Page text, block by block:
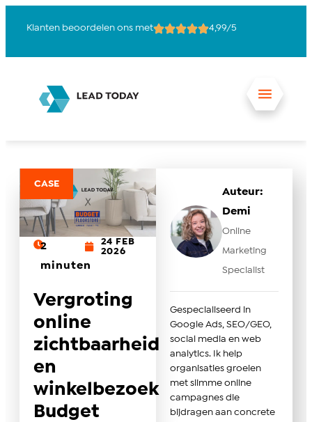
Klanten beoordelen ons met 4,99/5
Auteur:
Demi
Online
Marketing
Specialist
Gespecialiseerd in
Google Ads, SEO/GEO,
social media en web
analytics. Ik help
organisaties groeien
met slimme online
campagnes die
bijdragen aan concrete
CASE
2
minuten
24 FEB
2026
Vergroting
online
zichtbaarheid
en
winkelbezoek
Budget